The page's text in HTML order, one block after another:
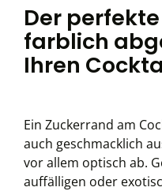
Der
farblich
Ihren
Ein Zuckerrand am
auch geschmacklich
vor allem optisch ab.
auffälligen oder